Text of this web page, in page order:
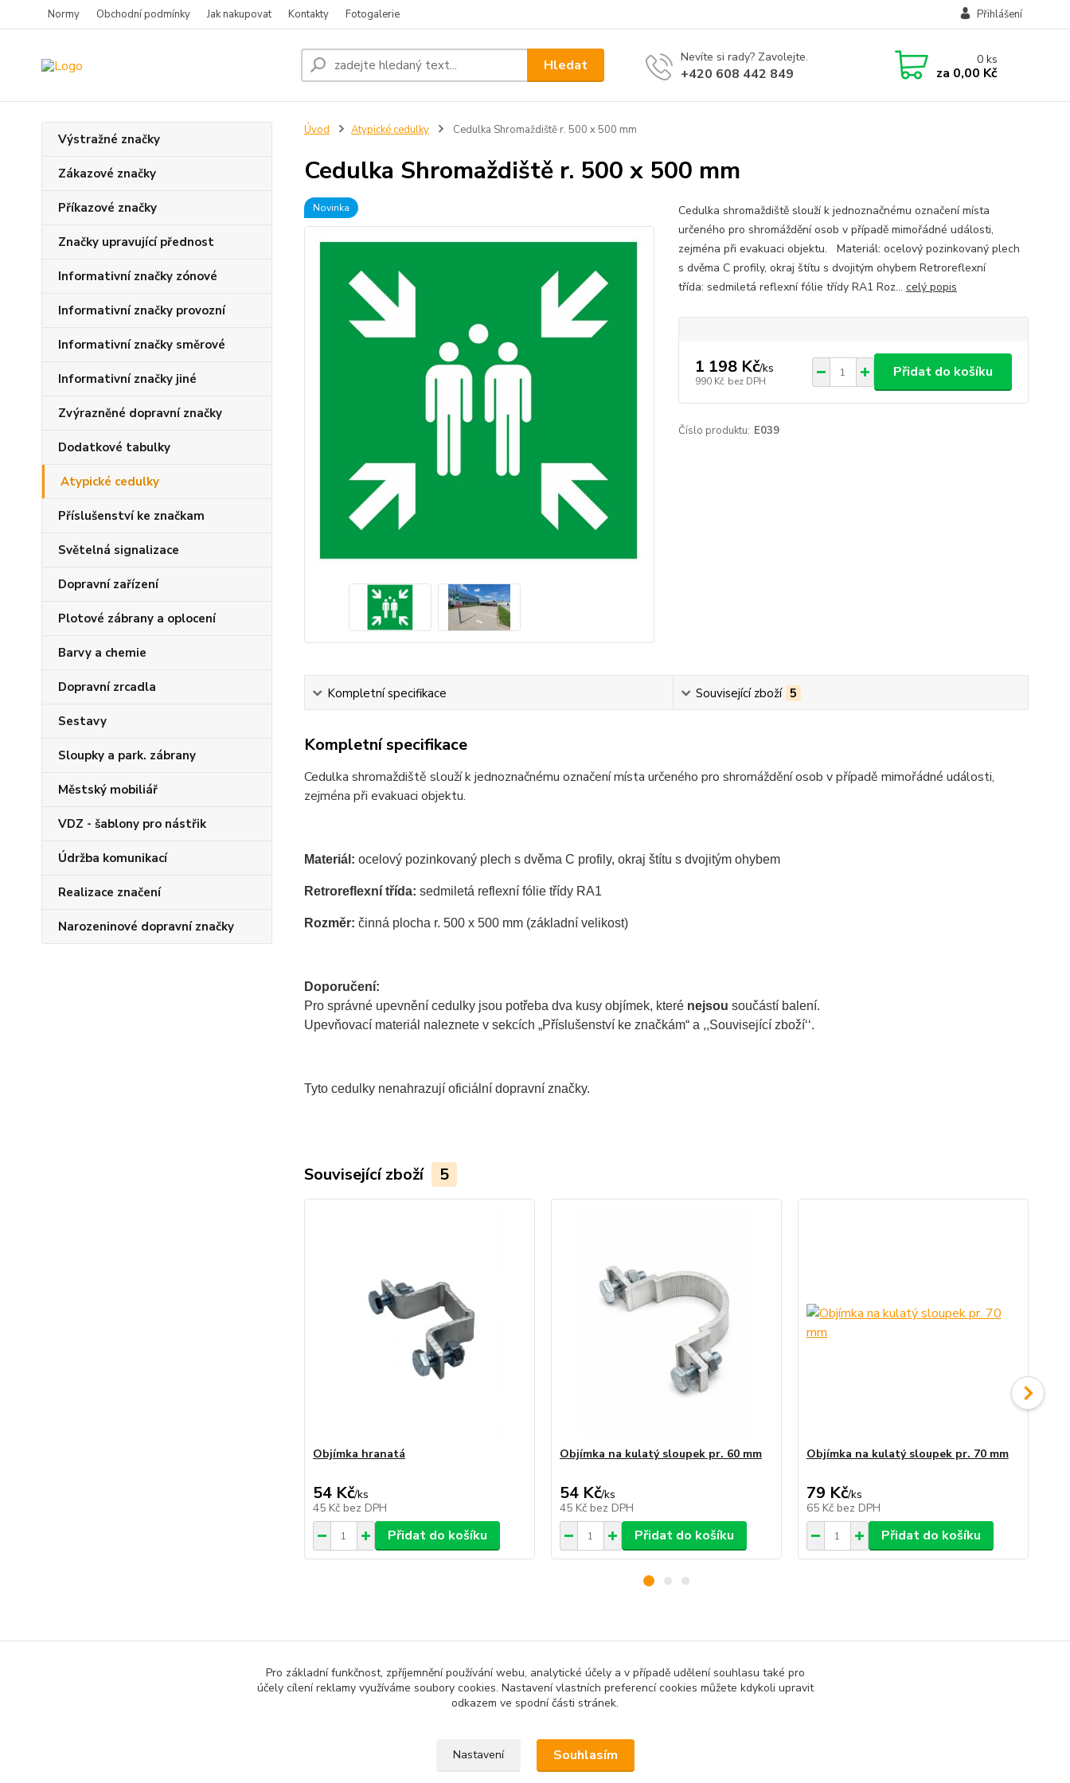
Normy Obchodní podmínky Jak nakupovat Kontakty Fotogalerie Přihlášení
Hledat Nevíte si rady? Zavolejte.
+420 608 442 849
0ks
za 0,00 Kč
Výstražné značky
Zákazové značky
Příkazové značky
Značky upravující přednost
Informativní značky zónové
Informativní značky provozní
Informativní značky směrové
Informativní značky jiné
Zvýrazněné dopravní značky
Dodatkové tabulky
Atypické cedulky
Příslušenství ke značkam
Světelná signalizace
Dopravní zařízení
Plotové zábrany a oplocení
Barvy a chemie
Dopravní zrcadla
Sestavy
Sloupky a park. zábrany
Městský mobiliář
VDZ - šablony pro nástřik
Údržba komunikací
Realizace značení
Narozeninové dopravní značky
Úvod Atypické cedulky Cedulka Shromaždiště r. 500 x 500 mm
Cedulka Shromaždiště r. 500 x 500 mm
Novinka
Cedulka shromaždiště slouží k jednoznačnému označení místa
určeného pro shromáždění osob v případě mimořádné události,
zejména při evakuaci objektu. Materiál: ocelový pozinkovaný plech
s dvěma C profily, okraj štítu s dvojitým ohybem Retroreflexní
třída: sedmiletá reflexní fólie třídy RA1 Roz... celý popis
1 198 Kč/ks
990 Kč bez DPH
Přidat do košíku
Číslo produktu: E039
Kompletní specifikace Související zboží 5
Kompletní specifikace
Cedulka shromaždiště slouží k jednoznačnému označení místa určeného pro shromáždění osob v případě mimořádné události,
zejména při evakuaci objektu.
Materiál: ocelový pozinkovaný plech s dvěma C profily, okraj štítu s dvojitým ohybem
Retroreflexní třída: sedmiletá reflexní fólie třídy RA1
Rozměr: činná plocha r. 500 x 500 mm (základní velikost)
Doporučení:
Pro správné upevnění cedulky jsou potřeba dva kusy objímek, které nejsou součástí balení.
Upevňovací materiál naleznete v sekcích „Příslušenství ke značkám“ a ,,Související zboží‘‘.
Tyto cedulky nenahrazují oficiální dopravní značky.
Související zboží 5
Objímka hranatá
54 Kč/ks
45 Kč bez DPH
Přidat do košíku
Objímka na kulatý sloupek pr. 60 mm
54 Kč/ks
45 Kč bez DPH
Přidat do košíku
Objímka na kulatý sloupek pr. 70 mm
79 Kč/ks
65 Kč bez DPH
Přidat do košíku
Zboží zařazeno v kategoriích
Pro základní funkčnost, zpříjemnění používání webu, analytické účely a v případě udělení souhlasu také pro
účely cílení reklamy využíváme soubory cookies. Nastavení vlastních preferencí cookies můžete kdykoli upravit
odkazem ve spodní části stránek.
Nastavení Souhlasím